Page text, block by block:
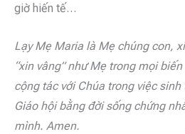
giờ hiến tế…
Lạy Mẹ Maria là Mẹ chúng con,
“xin vâng” như Mẹ trong mọi
cộng tác với Chúa trong việc
Giáo hội bằng đời sống chứng
mình. Amen.